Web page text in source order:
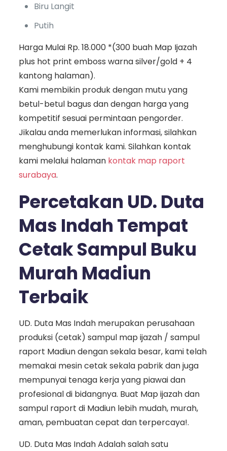
Biru Langit
Putih
Harga Mulai Rp. 18.000 *(300 buah Map Ijazah
plus hot print emboss warna silver/gold + 4
kantong halaman).
Kami membikin produk dengan mutu yang
betul-betul bagus dan dengan harga yang
kompetitif sesuai permintaan pengorder.
Jikalau anda memerlukan informasi, silahkan
menghubungi kontak kami. Silahkan kontak
kami melalui halaman kontak map raport
surabaya.
Percetakan UD. Duta
Mas Indah Tempat
Cetak Sampul Buku
Murah Madiun
Terbaik
UD. Duta Mas Indah merupakan perusahaan
produksi (cetak) sampul map ijazah / sampul
raport Madiun dengan sekala besar, kami telah
memakai mesin cetak sekala pabrik dan juga
mempunyai tenaga kerja yang piawai dan
profesional di bidangnya. Buat Map ijazah dan
sampul raport di Madiun lebih mudah, murah,
aman, pembuatan cepat dan terpercaya!.
UD. Duta Mas Indah Adalah salah satu